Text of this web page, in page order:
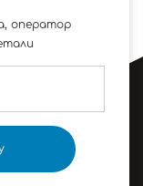
оператор